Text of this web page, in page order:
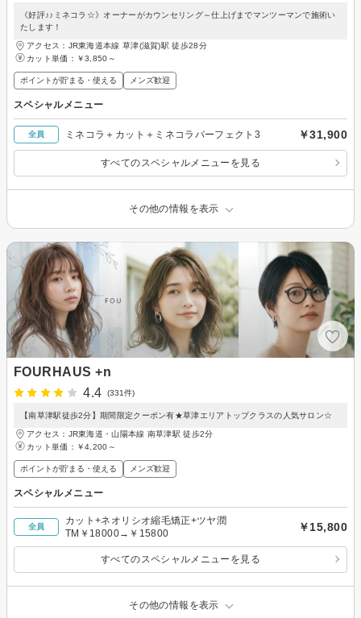
《好評♪♪ミネコラ☆》オーナーがカウンセリング～仕上げまでマンツーマンで施術い
たします！
アクセス：JR東海道本線 草津(滋賀)駅 徒歩28分
カット単価： ￥3,850～
ポイントが貯まる・使える メンズ歓迎
スペシャルメニュー
全員 ミネコラ＋カット＋ミネコラパーフェクト3 ￥31,900
すべてのスペシャルメニューを見る
その他の情報を表示
FOURHAUS +n
4.4
(331件)
【南草津駅徒歩2分】期間限定クーポン有★草津エリアトップクラスの人気サロン☆
アクセス：JR東海道・山陽本線 南草津駅 徒歩2分
カット単価： ￥4,200～
ポイントが貯まる・使える メンズ歓迎
スペシャルメニュー
全員
カット+ネオリシオ縮毛矯正+ツヤ潤
TM￥18000→￥15800
￥15,800
すべてのスペシャルメニューを見る
その他の情報を表示